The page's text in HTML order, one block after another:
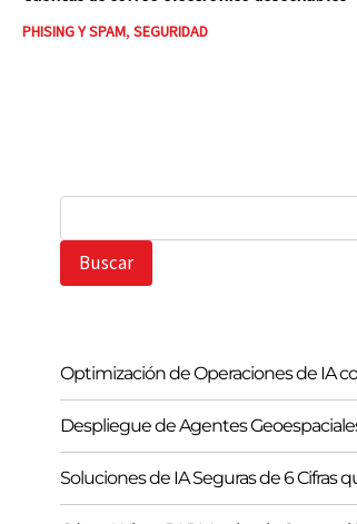
PHISING Y SPAM, SEGURIDAD
B
s
Buscar
Optimización de Operaciones de IA
Despliegue de Agentes
Soluciones de IA Seguras de 6 Cifras